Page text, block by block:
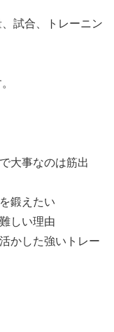
試合、トレーニン
大事なのは筋出
鍛えたい
しい理由
かした強いトレー